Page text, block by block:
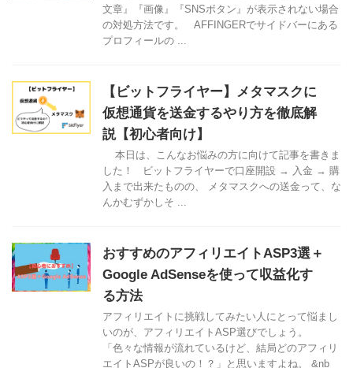
文章』『画像』『SNSボタン』が表示されない場合
の対処方法です。 AFFINGERでサイドバーにある
プロフィールの ...
【ビットフライヤー】メタマスクに
仮想通貨を送金するやり方を徹底解
説【初心者向け】
本日は、こんなお悩みの方に向けて記事を書きま
した！ ビットフライヤーで口座開設 → 入金 → 購
入まで出来たものの、 メタマスクへの送金って、な
んかむずかしそ ...
おすすめのアフィリエイトASP3選＋
Google AdSenseを使って収益化す
る方法
アフィリエイトに挑戦してみたい人にとって悩まし
いのが、アフィリエイトASP選びでしょう。
「色々な情報が流れているけど、結局どのアフィリ
エイトASPが良いの！？」と思いますよね。 &nb